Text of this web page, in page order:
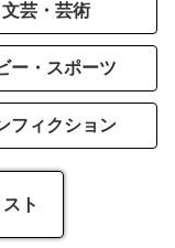
文芸・芸術
ー・スポーツ
フィクション
ト